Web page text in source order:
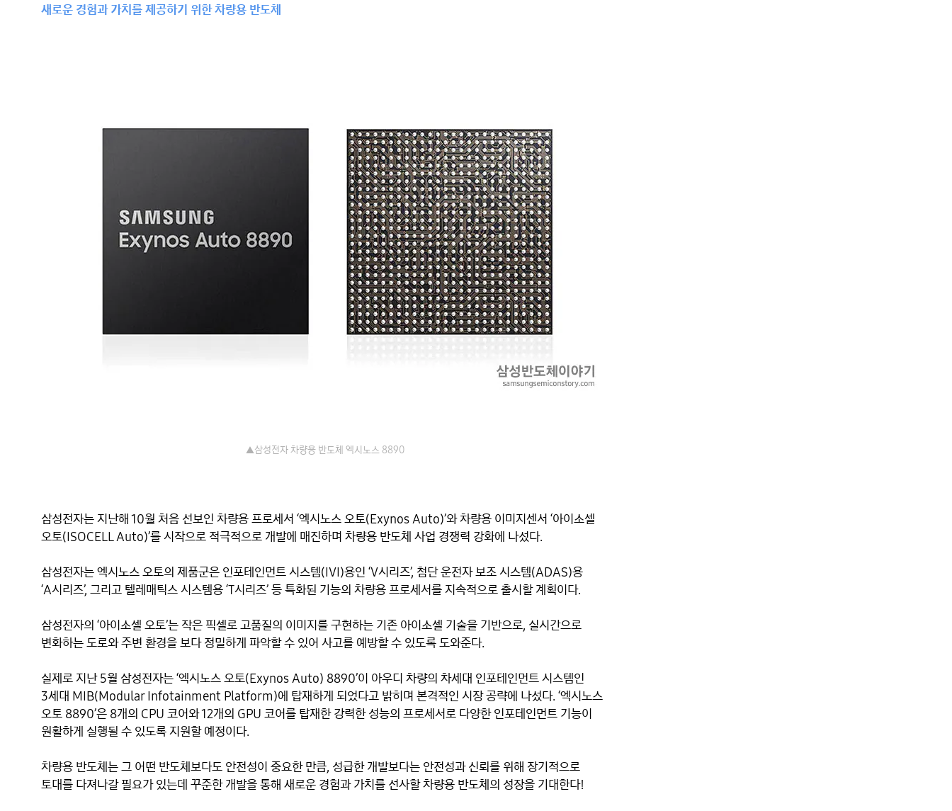
새로운 경험과 가치를 제공하기 위한 차량용 반도체
▲삼성전자 차량용 반도체 엑시노스 8890
삼성전자는 지난해 10월 처음 선보인 차량용 프로세서 ‘엑시노스 오토(Exynos Auto)’와 차량용 이미지센서 ‘아이소셀
오토(ISOCELL Auto)’를 시작으로 적극적으로 개발에 매진하며 차량용 반도체 사업 경쟁력 강화에 나섰다.
삼성전자는 엑시노스 오토의 제품군은 인포테인먼트 시스템(IVI)용인 ‘V시리즈’, 첨단 운전자 보조 시스템(ADAS)용
‘A시리즈’, 그리고 텔레매틱스 시스템용 ‘T시리즈’ 등 특화된 기능의 차량용 프로세서를 지속적으로 출시할 계획이다.
삼성전자의 ‘아이소셀 오토’는 작은 픽셀로 고품질의 이미지를 구현하는 기존 아이소셀 기술을 기반으로, 실시간으로
변화하는 도로와 주변 환경을 보다 정밀하게 파악할 수 있어 사고를 예방할 수 있도록 도와준다.
실제로 지난 5월 삼성전자는 ‘엑시노스 오토(Exynos Auto) 8890’이 아우디 차량의 차세대 인포테인먼트 시스템인
3세대 MIB(Modular Infotainment Platform)에 탑재하게 되었다고 밝히며 본격적인 시장 공략에 나섰다. ‘엑시노스
오토 8890’은 8개의 CPU 코어와 12개의 GPU 코어를 탑재한 강력한 성능의 프로세서로 다양한 인포테인먼트 기능이
원활하게 실행될 수 있도록 지원할 예정이다.
차량용 반도체는 그 어떤 반도체보다도 안전성이 중요한 만큼, 성급한 개발보다는 안전성과 신뢰를 위해 장기적으로